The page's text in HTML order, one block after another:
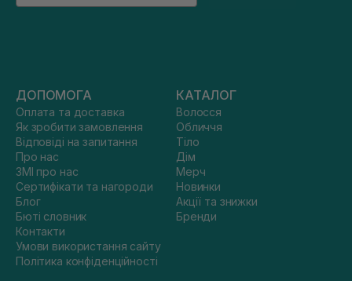
ДОПОМОГА
Оплата та доставка
Як зробити замовлення
Відповіді на запитання
Про нас
ЗМІ про нас
Сертифікати та нагороди
Блог
Бюті словник
Контакти
Умови використання сайту
Політика конфіденційності
КАТАЛОГ
Волосся
Обличчя
Тіло
Дім
Мерч
Новинки
Акції та знижки
Бренди